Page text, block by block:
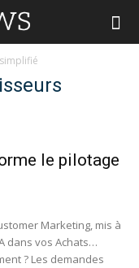
le pilotage
Marketing, mis à
dans vos Achats…
? Les demandes